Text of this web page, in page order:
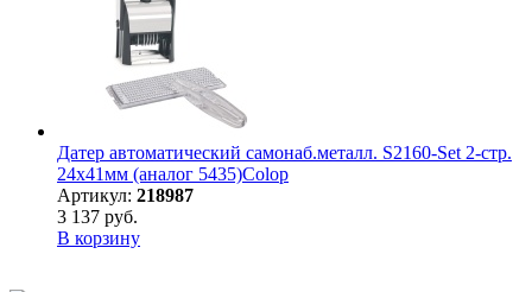
Датер автоматический самонаб.металл. S2160-Set 2-стр.
24х41мм (аналог 5435)Colop
Артикул: 218987
3 137 руб.
В корзину